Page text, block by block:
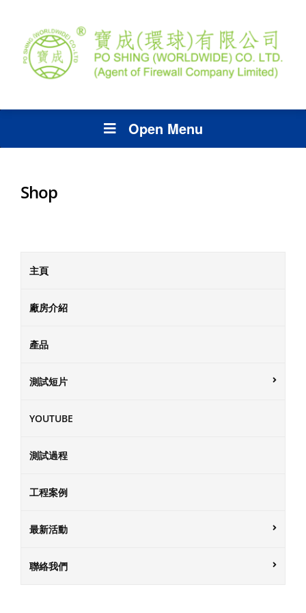
Open Menu
主頁
廠房介紹
產品
測試短片
YOUTUBE
測試過程
工程案例
最新活動
聯絡我們
Shop